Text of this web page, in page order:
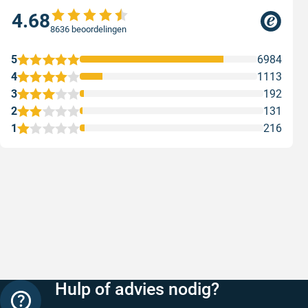
4.688636 beoordelingen
1 216
2 131
3 192
4 1113
5 6984
Hulp of advies nodig?